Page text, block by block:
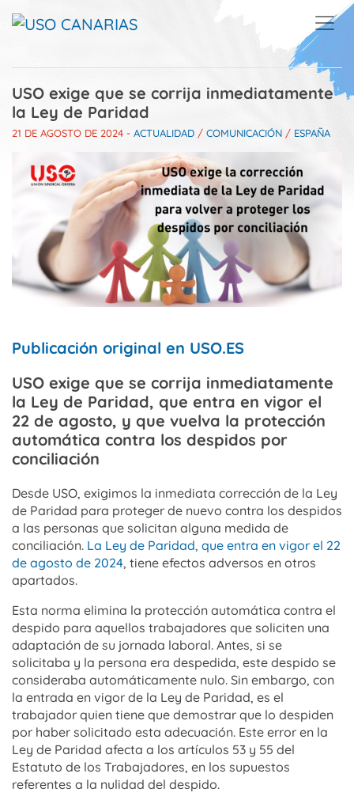
USO exige que se corrija inmediatamente
la Ley de Paridad
21 DE AGOSTO DE 2024 - ACTUALIDAD / COMUNICACIÓN / ESPAÑA
Publicación original en USO.ES
USO exige que se corrija inmediatamente
la Ley de Paridad, que entra en vigor el
22 de agosto, y que vuelva la protección
automática contra los despidos por
conciliación
Desde USO, exigimos la inmediata corrección de la Ley
de Paridad para proteger de nuevo contra los despidos
a las personas que solicitan alguna medida de
conciliación. La Ley de Paridad, que entra en vigor el 22
de agosto de 2024, tiene efectos adversos en otros
apartados.
Esta norma elimina la protección automática contra el
despido para aquellos trabajadores que soliciten una
adaptación de su jornada laboral. Antes, si se
solicitaba y la persona era despedida, este despido se
consideraba automáticamente nulo. Sin embargo, con
la entrada en vigor de la Ley de Paridad, es el
trabajador quien tiene que demostrar que lo despiden
por haber solicitado esta adecuación. Este error en la
Ley de Paridad afecta a los artículos 53 y 55 del
Estatuto de los Trabajadores, en los supuestos
referentes a la nulidad del despido.